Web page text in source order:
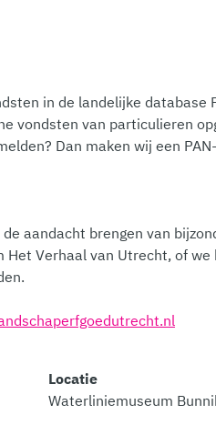
in de landelijke
vondsten van particulieren
Dan maken wij een
aandacht brengen van
Verhaal van Utrecht, of
Locatie
Waterliniemuseum